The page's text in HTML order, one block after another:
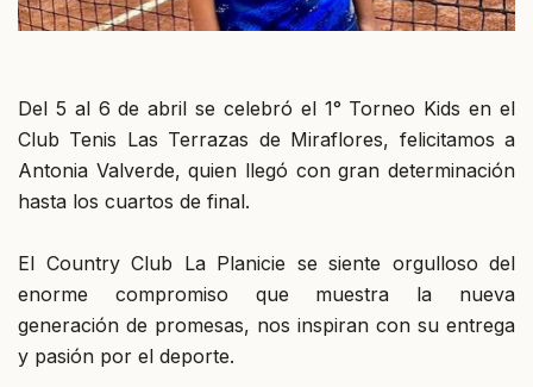
Del 5 al 6 de abril se celebró el 1° Torneo Kids en el
Club Tenis Las Terrazas de Miraflores, felicitamos a
Antonia Valverde, quien llegó con gran determinación
hasta los cuartos de final.
El Country Club La Planicie se siente orgulloso del
enorme compromiso que muestra la nueva
generación de promesas, nos inspiran con su entrega
y pasión por el deporte.